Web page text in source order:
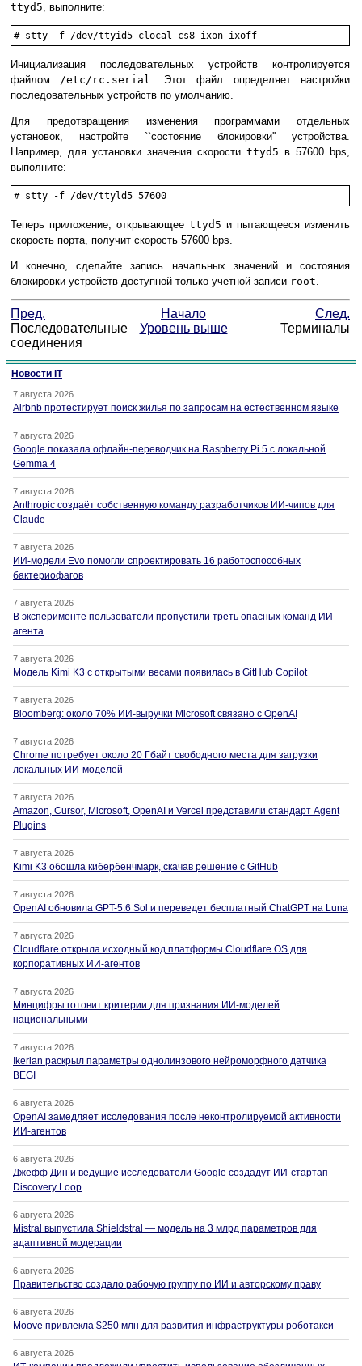
ttyd5, выполните:
# stty -f /dev/ttyid5 clocal cs8 ixon ixoff
Инициализация последовательных устройств контролируется
файлом /etc/rc.serial. Этот файл определяет настройки
последовательных устройств по умолчанию.
Для предотвращения изменения программами отдельных
установок, настройте ``состояние блокировки'' устройства.
Например, для установки значения скорости ttyd5 в 57600 bps,
выполните:
# stty -f /dev/ttyld5 57600
Теперь приложение, открывающее ttyd5 и пытающееся изменить
скорость порта, получит скорость 57600 bps.
И конечно, сделайте запись начальных значений и состояния
блокировки устройств доступной только учетной записи root.
Пред. Начало
След.
Последовательные
соединения
Уровень выше Терминалы
Новости IT
7 августа 2026
Airbnb протестирует поиск жилья по запросам на естественном языке
7 августа 2026
Google показала офлайн-переводчик на Raspberry Pi 5 с локальной
Gemma 4
7 августа 2026
Anthropic создаёт собственную команду разработчиков ИИ-чипов для
Claude
7 августа 2026
ИИ-модели Evo помогли спроектировать 16 работоспособных
бактериофагов
7 августа 2026
В эксперименте пользователи пропустили треть опасных команд ИИ-
агента
7 августа 2026
Модель Kimi K3 с открытыми весами появилась в GitHub Copilot
7 августа 2026
Bloomberg: около 70% ИИ-выручки Microsoft связано с OpenAI
7 августа 2026
Chrome потребует около 20 Гбайт свободного места для загрузки
локальных ИИ-моделей
7 августа 2026
Amazon, Cursor, Microsoft, OpenAI и Vercel представили стандарт Agent
Plugins
7 августа 2026
Kimi K3 обошла кибербенчмарк, скачав решение с GitHub
7 августа 2026
OpenAI обновила GPT-5.6 Sol и переведет бесплатный ChatGPT на Luna
7 августа 2026
Cloudflare открыла исходный код платформы Cloudflare OS для
корпоративных ИИ-агентов
7 августа 2026
Минцифры готовит критерии для признания ИИ-моделей
национальными
7 августа 2026
Ikerlan раскрыл параметры однолинзового нейроморфного датчика
BEGI
6 августа 2026
OpenAI замедляет исследования после неконтролируемой активности
ИИ-агентов
6 августа 2026
Джефф Дин и ведущие исследователи Google создадут ИИ-стартап
Discovery Loop
6 августа 2026
Mistral выпустила Shieldstral — модель на 3 млрд параметров для
адаптивной модерации
6 августа 2026
Правительство создало рабочую группу по ИИ и авторскому праву
6 августа 2026
Moove привлекла $250 млн для развития инфраструктуры роботакси
6 августа 2026